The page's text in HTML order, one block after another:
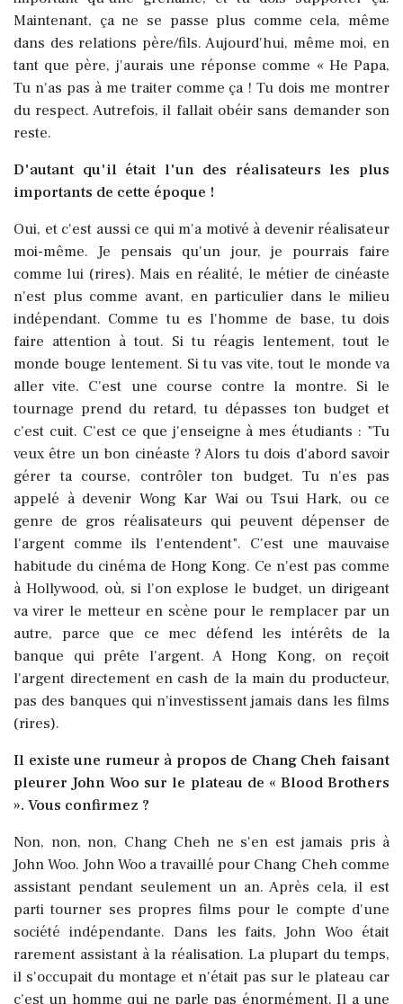
Maintenant, ça ne se passe plus comme cela, même
dans des relations père/fils. Aujourd'hui, même moi, en
tant que père, j'aurais une réponse comme « He Papa,
Tu n'as pas à me traiter comme ça ! Tu dois me montrer
du respect. Autrefois, il fallait obéir sans demander son
reste.
D'autant qu'il était l'un des réalisateurs les plus
importants de cette époque !
Oui, et c'est aussi ce qui m'a motivé à devenir réalisateur
moi-même. Je pensais qu'un jour, je pourrais faire
comme lui (rires). Mais en réalité, le métier de cinéaste
n'est plus comme avant, en particulier dans le milieu
indépendant. Comme tu es l'homme de base, tu dois
faire attention à tout. Si tu réagis lentement, tout le
monde bouge lentement. Si tu vas vite, tout le monde va
aller vite. C'est une course contre la montre. Si le
tournage prend du retard, tu dépasses ton budget et
c'est cuit. C'est ce que j'enseigne à mes étudiants : "Tu
veux être un bon cinéaste ? Alors tu dois d'abord savoir
gérer ta course, contrôler ton budget. Tu n'es pas
appelé à devenir Wong Kar Wai ou Tsui Hark, ou ce
genre de gros réalisateurs qui peuvent dépenser de
l'argent comme ils l'entendent". C'est une mauvaise
habitude du cinéma de Hong Kong. Ce n'est pas comme
à Hollywood, où, si l'on explose le budget, un dirigeant
va virer le metteur en scène pour le remplacer par un
autre, parce que ce mec défend les intérêts de la
banque qui prête l'argent. A Hong Kong, on reçoit
l'argent directement en cash de la main du producteur,
pas des banques qui n'investissent jamais dans les films
(rires).
Il existe une rumeur à propos de Chang Cheh faisant
pleurer John Woo sur le plateau de « Blood Brothers
». Vous confirmez ?
Non, non, non, Chang Cheh ne s'en est jamais pris à
John Woo. John Woo a travaillé pour Chang Cheh comme
assistant pendant seulement un an. Après cela, il est
parti tourner ses propres films pour le compte d'une
société indépendante. Dans les faits, John Woo était
rarement assistant à la réalisation. La plupart du temps,
il s'occupait du montage et n'était pas sur le plateau car
c'est un homme qui ne parle pas énormément. Il a une